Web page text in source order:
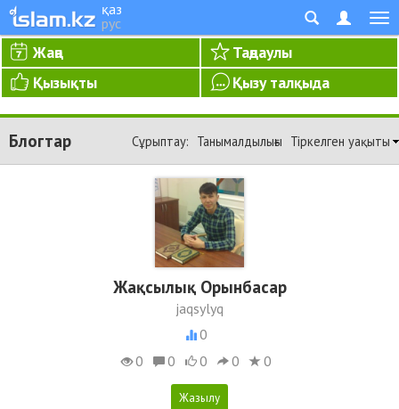
қаз
рус
Жаңа
Таңдаулы
Қызықты
Қызу талқыда
Блогтар Сұрыптау: Танымалдылығы Тіркелген уақыты
Жақсылық Орынбасар
jaqsylyq
0
0
0 0 0 0